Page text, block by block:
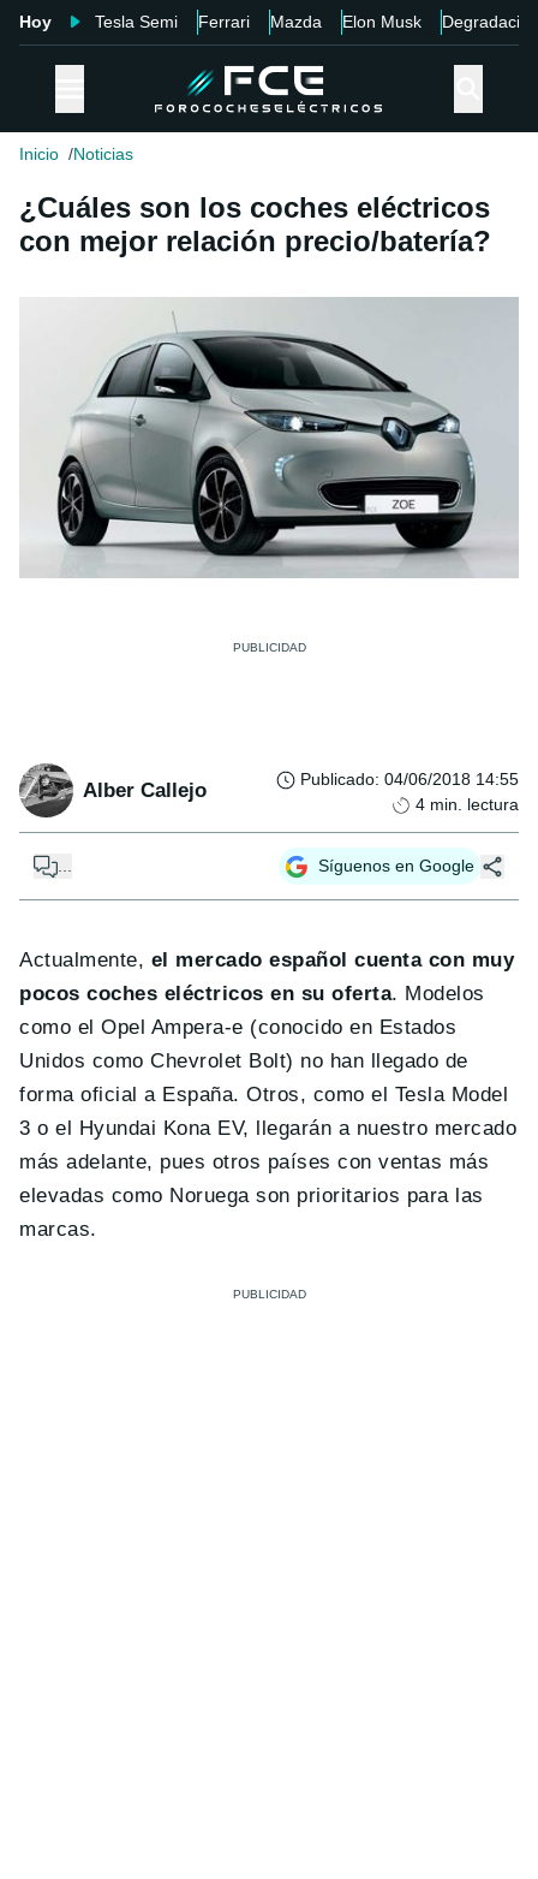
Hoy Tesla Semi Ferrari Mazda Elon Musk Degradación
Inicio Noticias
¿Cuáles son los coches eléctricos
con mejor relación precio/batería?
Alber Callejo Publicado: 04/06/2018 14:55
4 min. lectura
... Síguenos en Google
Actualmente, el mercado español cuenta con muy
pocos coches eléctricos en su oferta. Modelos
como el Opel Ampera-e (conocido en Estados
Unidos como Chevrolet Bolt) no han llegado de
forma oficial a España. Otros, como el Tesla Model
3 o el Hyundai Kona EV, llegarán a nuestro mercado
más adelante, pues otros países con ventas más
elevadas como Noruega son prioritarios para las
marcas.